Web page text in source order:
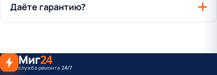
Даёте гарантию?
Миг24
служба ремонта 24/7